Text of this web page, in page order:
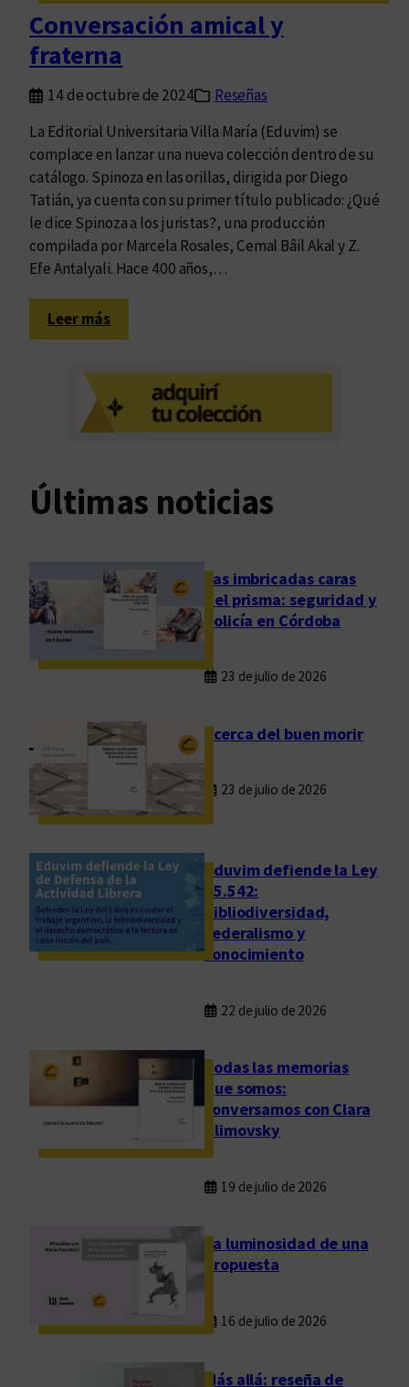
Conversación amical y
fraterna
14 de octubre de 2024
Reseñas
La Editorial Universitaria Villa María (Eduvim) se
complace en lanzar una nueva colección dentro de su
catálogo. Spinoza en las orillas, dirigida por Diego
Tatián, ya cuenta con su primer título publicado: ¿Qué
le dice Spinoza a los juristas?, una producción
compilada por Marcela Rosales, Cemal Bâil Akal y Z.
Efe Antalyali. Hace 400 años,…
Leer más:
C
v
e
a
ó
n
i
l
y
a
e
r
n
a
Últimas noticias
Las imbricadas caras
del prisma: seguridad y
policía en Córdoba
23 de julio de 2026
Acerca del buen morir
23 de julio de 2026
Eduvim defiende la Ley
25.542:
bibliodiversidad,
federalismo y
conocimiento
22 de julio de 2026
Todas las memorias
que somos:
conversamos con Clara
Klimovsky
19 de julio de 2026
La luminosidad de una
propuesta
16 de julio de 2026
Más allá: reseña de